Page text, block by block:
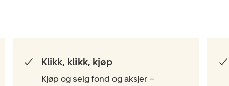
Klikk, klikk, kjøp
Kjøp og selg fond og aksjer –